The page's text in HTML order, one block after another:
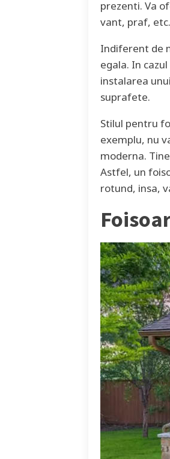
prezenti. Va
vant, praf, etc.
Indiferent de
egala. In
instalarea
suprafete.
Stilul pentru
exemplu, nu
moderna.
Astfel, un
rotund, insa,